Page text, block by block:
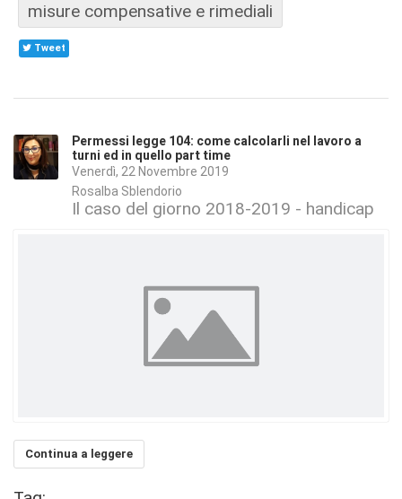
misure compensative e rimediali
Tweet
Permessi legge 104: come calcolarli nel lavoro a
turni ed in quello part time
Venerdì, 22 Novembre 2019
Rosalba Sblendorio
Il caso del giorno 2018-2019 - handicap
Continua a leggere